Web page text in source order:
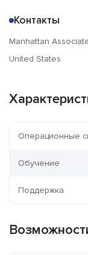
Контакты
Manhattan
United States
Операционные
Обучение
Поддержка